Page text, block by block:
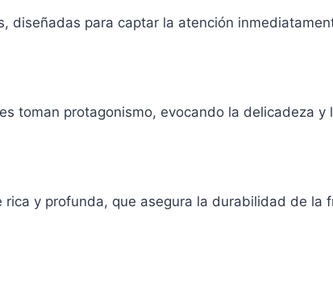
diseñadas para captar la atención
toman protagonismo, evocando la delicadeza
y profunda, que asegura la durabilidad de la